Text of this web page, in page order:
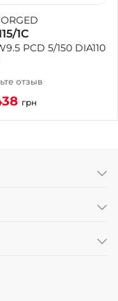
911-911-2
643-33-77
923-74-19
1C
PCD 5/150 DIA110
отзыв
грн